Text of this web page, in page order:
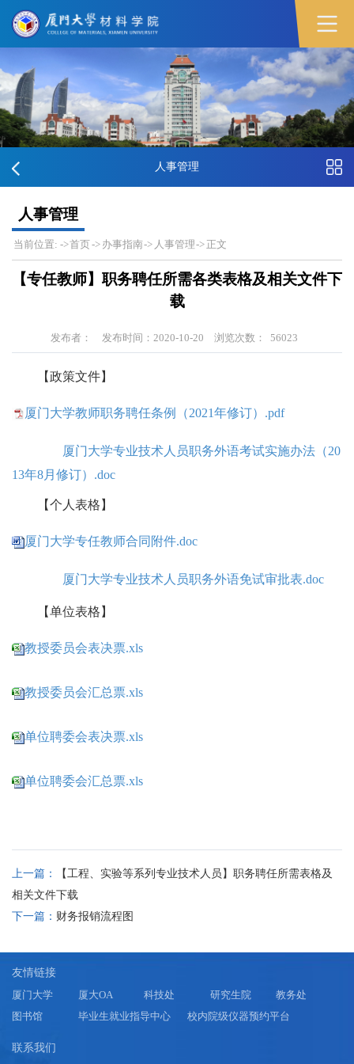
人事管理
人事管理
当前位置: ->首页 -> 办事指南-> 人事管理-> 正文
【专任教师】职务聘任所需各类表格及相关文件下
载
发布者： 发布时间：2020-10-20 浏览次数： 56023
【政策文件】
厦门大学教师职务聘任条例（2021年修订）.pdf
厦门大学专业技术人员职务外语考试实施办法（20
13年8月修订）.doc
【个人表格】
厦门大学专任教师合同附件.doc
厦门大学专业技术人员职务外语免试审批表.doc
【单位表格】
教授委员会表决票.xls
教授委员会汇总票.xls
单位聘委会表决票.xls
单位聘委会汇总票.xls
上一篇：
【工程、实验等系列专业技术人员】职务聘任所需表格及
相关文件下载
下一篇： 财务报销流程图
友情链接
厦门大学 厦大OA 科技处 研究生院
教务处
图书馆
毕业生就业指导中心 校内院级仪器预约平台
联系我们